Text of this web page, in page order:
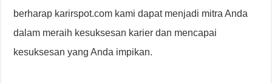
berharap karirspot.com kami dapat menjadi mitra Anda
dalam meraih kesuksesan karier dan mencapai
kesuksesan yang Anda impikan.